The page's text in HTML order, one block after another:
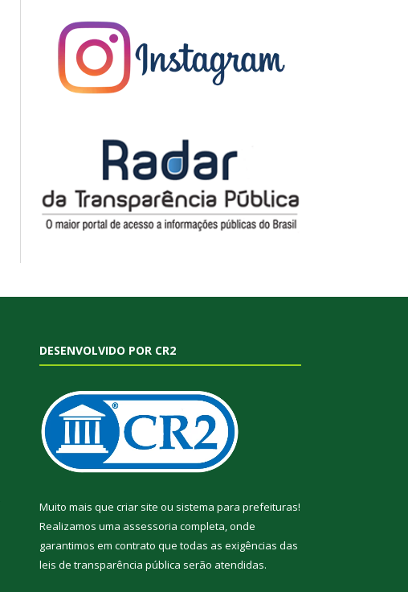
DESENVOLVIDO POR CR2
Muito mais que criar site ou sistema para prefeituras!
Realizamos uma assessoria completa, onde
garantimos em contrato que todas as exigências das
leis de transparência pública serão atendidas.